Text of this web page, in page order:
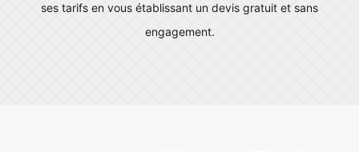
ses tarifs en vous établissant un devis gratuit et sans
engagement.